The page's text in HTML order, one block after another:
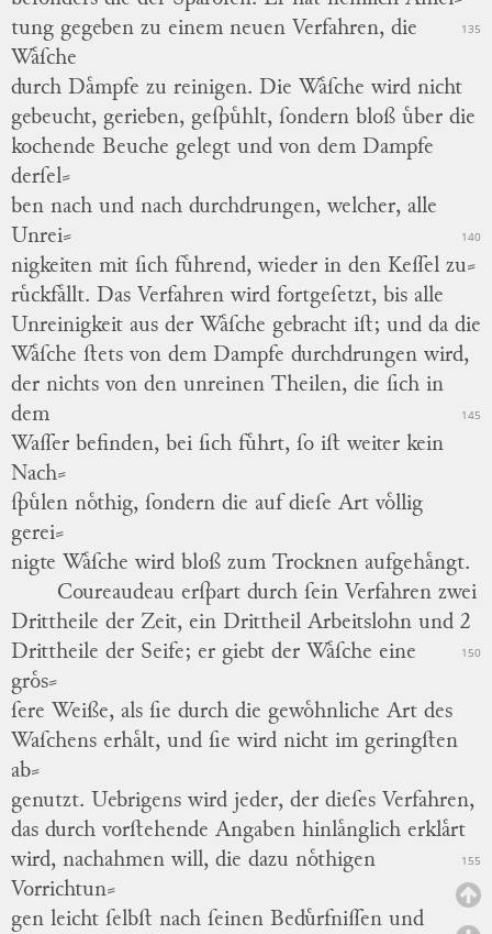
135
tung gegeben zu einem neuen Verfahren, die
Waͤſche
durch Daͤmpfe zu reinigen. Die Waͤſche wird nicht
gebeucht, gerieben, geſpuͤhlt, ſondern bloß uͤber die
kochende Beuche gelegt und von dem Dampfe
derſel⸗
ben nach und nach durchdrungen, welcher, alle
Unrei⸗ 140
nigkeiten mit ſich fuͤhrend, wieder in den Keſſel zu⸗
ruͤckfaͤllt. Das Verfahren wird fortgeſetzt, bis alle
Unreinigkeit aus der Waͤſche gebracht iſt; und da die
Waͤſche ſtets von dem Dampfe durchdrungen wird,
der nichts von den unreinen Theilen, die ſich in
dem
145
Waſſer befinden, bei ſich fuͤhrt, ſo iſt weiter kein
Nach⸗
ſpuͤlen noͤthig, ſondern die auf dieſe Art voͤllig
gerei⸗
nigte Waͤſche wird bloß zum Trocknen aufgehaͤngt.
Coureaudeau erſpart durch ſein Verfahren zwei
Drittheile der Zeit, ein Drittheil Arbeitslohn und 2
150
Drittheile der Seife; er giebt der Waͤſche eine
groͤs⸗
ſere Weiße, als ſie durch die gewoͤhnliche Art des
Waſchens erhaͤlt, und ſie wird nicht im geringſten
ab⸗
genutzt. Uebrigens wird jeder, der dieſes Verfahren,
das durch vorſtehende Angaben hinlaͤnglich erklaͤrt
155
wird, nachahmen will, die dazu noͤthigen
Vorrichtun⸗
gen leicht ſelbſt nach ſeinen Beduͤrfniſſen und